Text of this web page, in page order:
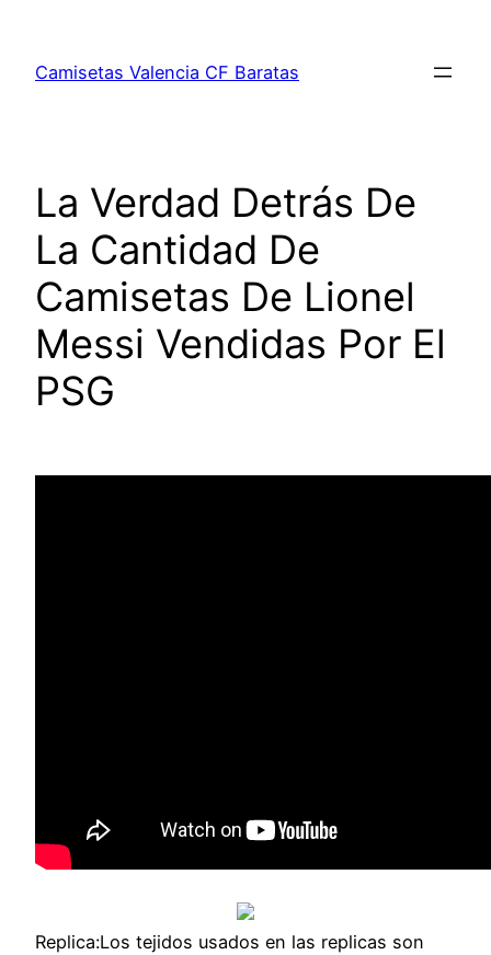
contenido
Camisetas Valencia CF Baratas
La Verdad Detrás De
La Cantidad De
Camisetas De Lionel
Messi Vendidas Por El
PSG
Replica:Los tejidos usados en las replicas son